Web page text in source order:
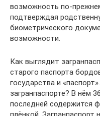
возможность по-
подтверждая
биометрического
возможности.
Как выглядит
старого паспорта
государства и
загранпаспорте? В нём
последней содержится